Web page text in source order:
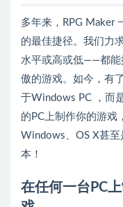
多年来，RPG Maker
的最佳捷径。我们力
水平或高或低——都能
傲的游戏。如今，有
于Windows PC ，而
的PC上制作你的游戏
Windows、OS X甚
本！
在任何一台PC